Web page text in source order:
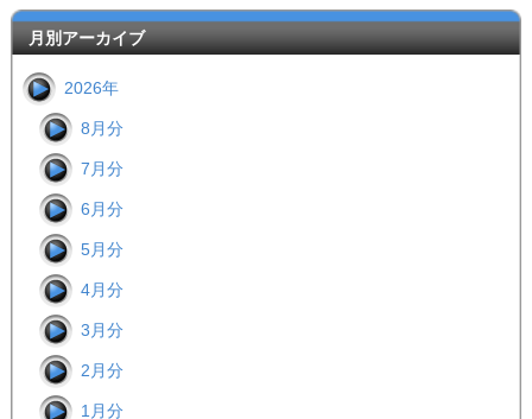
月別アーカイブ
2026年
8月分
7月分
6月分
5月分
4月分
3月分
2月分
1月分